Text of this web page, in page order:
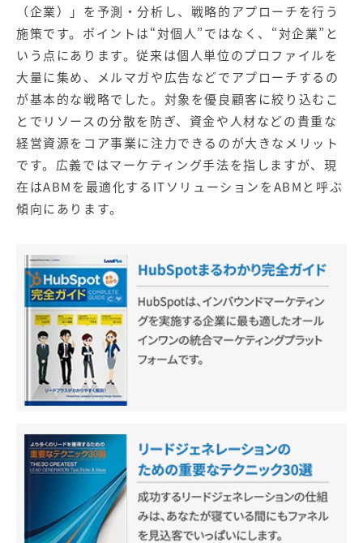
（企業）」を予測・分析し、戦略的アプローチを行う
施策です。ポイントは“対個人”ではなく、“対企業”と
いう点にあります。従来は個人単位のプロファイルを
大量に集め、メルマガや広告などでアプローチするの
が基本的な戦略でした。対象を優良顧客に絞り込むこ
とでリソースの分散を防ぎ、資金や人材などの貴重な
経営資源をコア事業に注力できるのが大きなメリット
です。広義ではマーケティング手法を指しますが、現
在はABMを最適化するITソリューションをABMと呼ぶ
傾向にあります。